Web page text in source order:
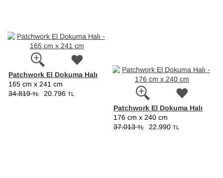
Patchwork El Dokuma Halı
165 cm x 241 cm
34.819TL 20.796 TL
Patchwork El Dokuma Halı
176 cm x 240 cm
37.013TL 22.990 TL